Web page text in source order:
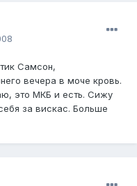
Самсон,
вечера в моче кровь.
это МКБ и есть. Сижу
за вискас. Больше